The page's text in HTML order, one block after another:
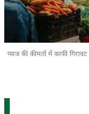
प्याज की कीमतों में काफी